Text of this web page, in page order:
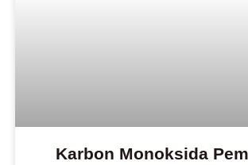
Karbon Monoksida